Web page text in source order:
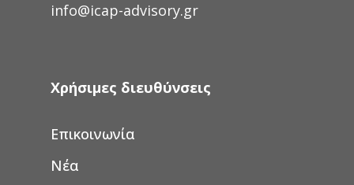
info@icap-advisory.gr
Χρήσιμες διευθύνσεις
Επικοινωνία
Νέα